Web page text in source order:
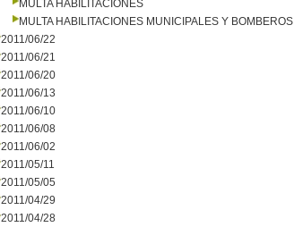
MULTA HABILITACIONES
MULTA HABILITACIONES MUNICIPALES Y BOMBEROS
2011/06/22
2011/06/21
2011/06/20
2011/06/13
2011/06/10
2011/06/08
2011/06/02
2011/05/11
2011/05/05
2011/04/29
2011/04/28